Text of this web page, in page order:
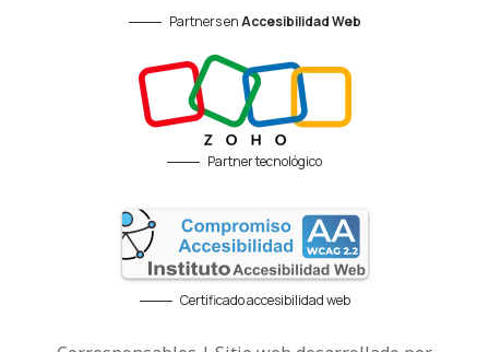
Partners enAccesibilidad Web
Partner tecnológico
Certificado accesibilidad web